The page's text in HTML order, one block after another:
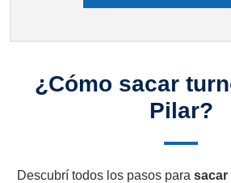
¿Cómo sacar
Pilar?
Descubrí todos los pasos para sacar